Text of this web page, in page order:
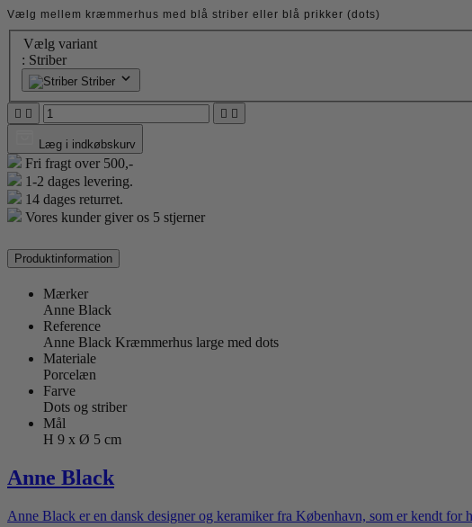
Vælg mellem kræmmerhus med blå striber eller blå prikker (dots)
Vælg variant
: Striber
Striber
   
Læg i indkøbskurv
Fri fragt over 500,-
1-2 dages levering.
14 dages returret.
Vores kunder giver os 5 stjerner
Produktinformation
Mærker
Anne Black
Reference
Anne Black Kræmmerhus large med dots
Materiale
Porcelæn
Farve
Dots og striber
Mål
H 9 x Ø 5 cm
Anne Black
Anne Black er en dansk designer og keramiker fra København, som er kendt for